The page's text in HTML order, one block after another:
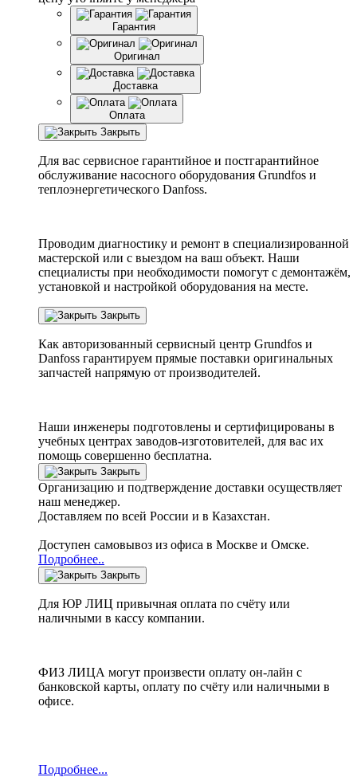
Гарантия
Оригинал
Доставка
Оплата
Закрыть
Для вас сервисное гарантийное и постгарантийное
обслуживание насосного оборудования Grundfos и
теплоэнергетического Danfoss.
Проводим диагностику и ремонт в специализированной
мастерской или с выездом на ваш объект. Наши
специалисты при необходимости помогут с демонтажём,
установкой и настройкой оборудования на месте.
Закрыть
Как авторизованный сервисный центр Grundfos и
Danfoss гарантируем прямые поставки оригинальных
запчастей напрямую от производителей.
Наши инженеры подготовлены и сертифицированы в
учебных центрах заводов-изготовителей, для вас их
помощь совершенно бесплатна.
Закрыть
Организацию и подтверждение доставки осуществляет
наш менеджер.
Доставляем по всей России и в Казахстан.
Доступен самовывоз из офиса в Москве и Омске.
Подробнее..
Закрыть
Для ЮР ЛИЦ привычная оплата по счёту или
наличными в кассу компании.
ФИЗ ЛИЦА могут произвести оплату он-лайн с
банковской карты, оплату по счёту или наличными в
офисе.
Подробнее...